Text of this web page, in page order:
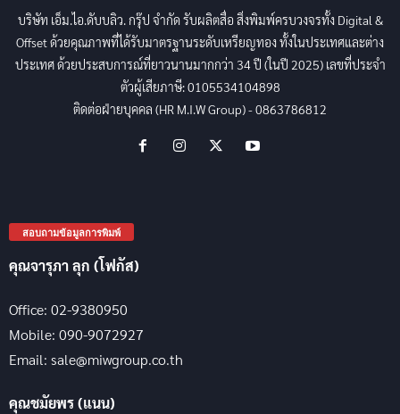
บริษัท เอ็ม.ไอ.ดับบลิว. กรุ๊ป จำกัด รับผลิตสื่อ สิ่งพิมพ์ครบวงจรทั้ง Digital &
Offset ด้วยคุณภาพที่ได้รับมาตรฐานระดับเหรียญทอง ทั้งในประเทศและต่าง
ประเทศ ด้วยประสบการณ์ที่ยาวนานมากกว่า 34 ปี (ในปี 2025) เลขที่ประจำ
ตัวผู้เสียภาษี: 0105534104898
ติดต่อฝ่ายบุคคล (HR M.I.W Group) - 0863786812
สอบถามข้อมูลการพิมพ์
คุณจารุภา ลุก (โฟกัส)
Office: 02-9380950
Mobile: 090-9072927
Email: sale@miwgroup.co.th
คุณชมัยพร (แนน)